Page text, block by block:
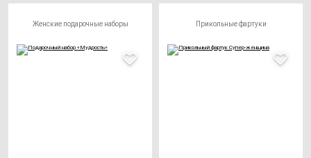
Женские подарочные наборы Прикольные фартуки